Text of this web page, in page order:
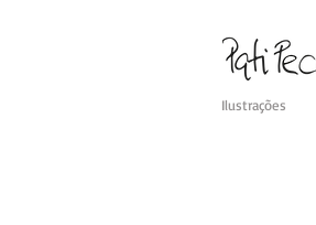
Ilustrações